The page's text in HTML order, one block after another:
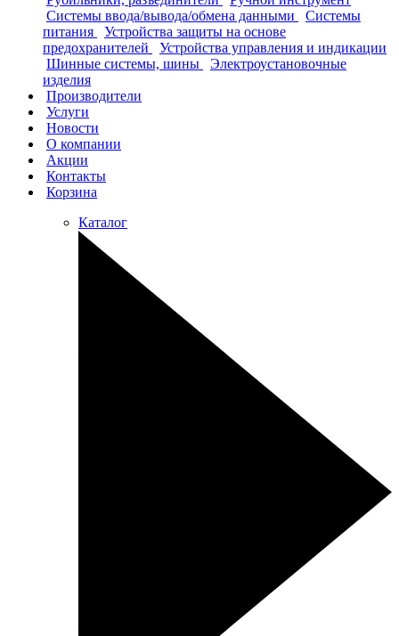
Системы ввода/вывода/обмена данными
Системы
питания
Устройства защиты на основе
предохранителей
Устройства управления и индикации
Шинные системы, шины
Электроустановочные
изделия
Производители
Услуги
Новости
О компании
Акции
Контакты
Корзина
Каталог